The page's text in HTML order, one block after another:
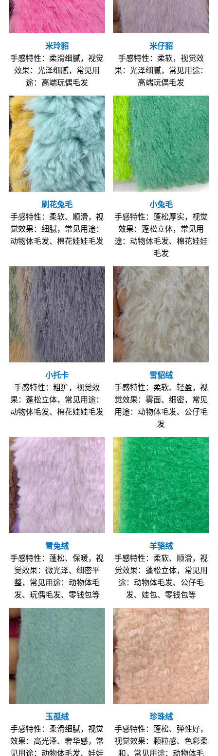
米玲貂
手感特性：柔滑细腻，视觉
效果：光泽细腻，常见用
途：高端玩偶毛发
米仔貂
手感特性：柔软，视觉效
果：光泽细腻，常见用途：
高端玩偶毛发
刷花兔毛
手感特性：柔软、顺滑，视
觉效果：细腻，常见用途：
动物体毛发、棉花娃娃毛发
小兔毛
手感特性：蓬松厚实，视觉
效果：蓬松立体，常见用
途：动物体毛发、棉花娃娃
毛发
小托卡
手感特性：粗犷，视觉效
果：蓬松立体，常见用途：
动物体毛发、棉花娃娃毛发
雪貂绒
手感特性：柔软、轻盈，视
觉效果：雾面、细密，常见
用途：动物体毛发、公仔毛
发
雪兔绒
手感特性：蓬松、保暖，视
觉效果：微光泽、细密平
整，常见用途：动物体毛
发、玩偶毛发、零钱包等
羊骆绒
手感特性：柔软、顺滑，视
觉效果：蓬松立体，常见用
途：动物体毛发、公仔毛
发、娃包、零钱包等
玉孤绒
手感特性：柔滑细腻，视觉
效果：高光泽、奢华感，常
见用途：动物体毛发、娃娃
珍珠绒
手感特性：蓬松、弹性好，
视觉效果：颗粒感、色彩柔
和，常见用途：动物体毛